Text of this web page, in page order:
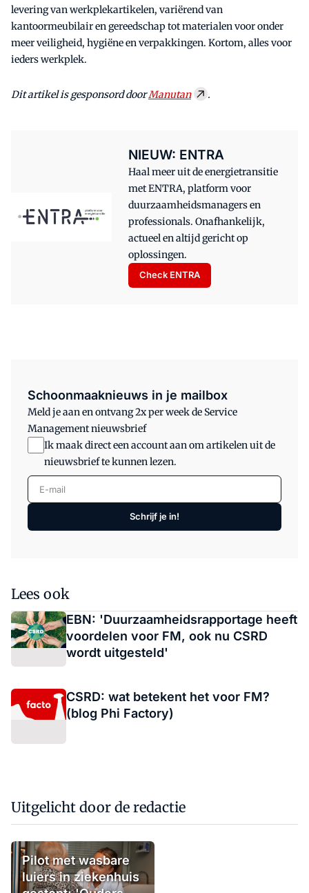
levering van werkplekartikelen, variërend van
kantoormeubilair en gereedschap tot materialen voor onder
meer veiligheid, hygiëne en verpakkingen. Kortom, alles voor
ieders werkplek.
Dit artikel is gesponsord doorManutan .
NIEUW: ENTRA
Haal meer uit de energietransitie
met ENTRA, platform voor
duurzaamheidsmanagers en
professionals. Onafhankelijk,
actueel en altijd gericht op
oplossingen.
Check ENTRA
Schoonmaaknieuws in je mailbox
Meld je aan en ontvang 2x per week de Service
Management nieuwsbrief
Ik maak direct een account aan om artikelen uit de
nieuwsbrief te kunnen lezen.
E-mail
Schrijf je in!
Lees ook
EBN: 'Duurzaamheidsrapportage heeft
voordelen voor FM, ook nu CSRD
wordt uitgesteld'
CSRD: wat betekent het voor FM?
(blog Phi Factory)
Uitgelicht door de redactie
Pilot met wasbare
luiers in ziekenhuis